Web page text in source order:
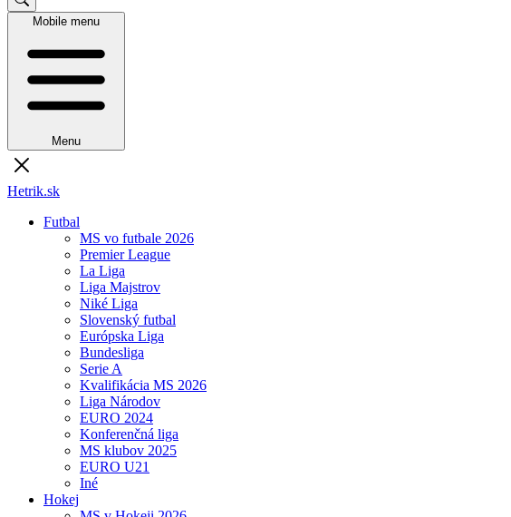
Mobile menu
Menu
Hetrik.sk
Futbal
MS vo futbale 2026
Premier League
La Liga
Liga Majstrov
Niké Liga
Slovenský futbal
Európska Liga
Bundesliga
Serie A
Kvalifikácia MS 2026
Liga Národov
EURO 2024
Konferenčná liga
MS klubov 2025
EURO U21
Iné
Hokej